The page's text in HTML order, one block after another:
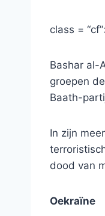
class =
Bashar al-
groepen
Baath-
In zijn
dood van
Oekraïne